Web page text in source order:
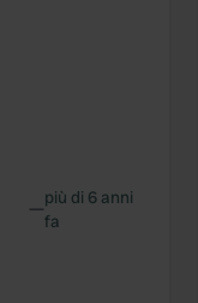
—più di 6 anni
fa